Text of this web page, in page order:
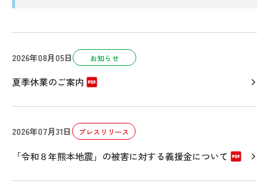
2026年08月05日 お知らせ
夏季休業のご案内
2026年07月31日 プレスリリース
「令和８年熊本地震」の被害に対する義援金について